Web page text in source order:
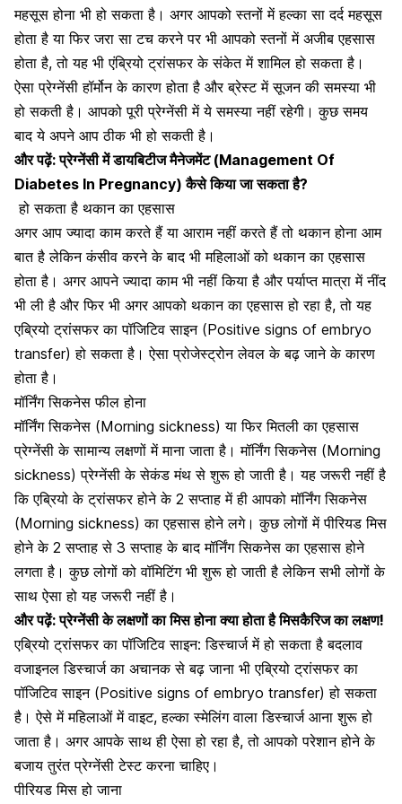
महसूस होना भी हो सकता है। अगर आपको स्तनों में हल्का सा दर्द महसूस
होता है या फिर जरा सा टच करने पर भी आपको स्तनों में अजीब एहसास
होता है, तो यह भी एंब्रियो ट्रांसफर के संकेत में शामिल हो सकता है।
ऐसा प्रेग्नेंसी हॉर्मोन के कारण होता है और ब्रेस्ट में सूजन की समस्या भी
हो सकती है। आपको पूरी प्रेग्नेंसी में ये समस्या नहीं रहेगी। कुछ समय
बाद ये अपने आप ठीक भी हो सकती है।
और पढ़ें:प्रेग्नेंसी में डायबिटीज मैनेजमेंट (Management Of
Diabetes In Pregnancy) कैसे किया जा सकता है?
हो सकता है थकान का एहसास
अगर आप ज्यादा काम करते हैं या आराम नहीं करते हैं तो थकान होना आम
बात है लेकिन कंसीव करने के बाद भी महिलाओं को थकान का एहसास
होता है। अगर आपने ज्यादा काम भी नहीं किया है औरपर्याप्त मात्रा में नींद
भी ली है और फिर भी अगर आपको थकान का एहसास हो रहा है, तो यह
एब्रियो ट्रांसफर का पॉजिटिव साइन (Positive signs of embryo
transfer) हो सकता है। ऐसा प्रोजेस्ट्रोन लेवल के बढ़ जाने के कारण
होता है।
मॉर्निंग सिकनेस फील होना
मॉर्निंग सिकनेस (Morning sickness) या फिर मितली का एहसास
प्रेग्नेंसी के सामान्य लक्षणों में माना जाता है।मॉर्निंग सिकनेस (Morning
sickness) प्रेग्नेंसी के सेकंड मंथ से शुरू हो जाती है। यह जरूरी नहीं है
कि एब्रियो के ट्रांसफर होने के 2 सप्ताह में ही आपको मॉर्निंग सिकनेस
(Morning sickness) का एहसास होने लगे। कुछ लोगों में पीरियड मिस
होने के 2 सप्ताह से 3 सप्ताह के बाद मॉर्निंग सिकनेस का एहसास होने
लगता है। कुछ लोगों को वॉमिटिंग भी शुरू हो जाती है लेकिन सभी लोगों के
साथ ऐसा हो यह जरूरी नहीं है।
और पढ़ें:प्रेग्नेंसी के लक्षणों का मिस होना क्या होता है मिसकैरिज का लक्षण!
एब्रियो ट्रांसफर का पॉजिटिव साइन: डिस्चार्ज में हो सकता है बदलाव
वजाइनल डिस्चार्ज का अचानक से बढ़ जाना भी एब्रियो ट्रांसफर का
पॉजिटिव साइन (Positive signs of embryo transfer) हो सकता
है। ऐसे में महिलाओं में वाइट, हल्का स्मेलिंग वाला डिस्चार्ज आना शुरू हो
जाता है। अगर आपके साथ ही ऐसा हो रहा है, तो आपको परेशान होने के
बजाय तुरंत प्रेग्नेंसी टेस्ट करना चाहिए।
पीरियड मिस हो जाना